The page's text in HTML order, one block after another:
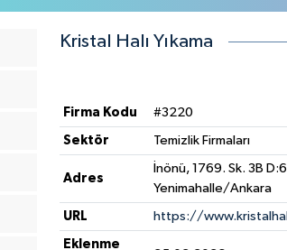
Kristal Halı Yıkama
Firma Kodu #3220
Sektör Temizlik Firmaları
Adres
İnönü, 1769. Sk. 3B
Yenimahalle/Ankara
URL https://
Eklenme